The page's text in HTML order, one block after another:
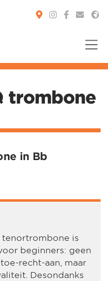
trombone
in Bb
tenortrombone is
beginners: geen
recht-aan, maar
Desondanks